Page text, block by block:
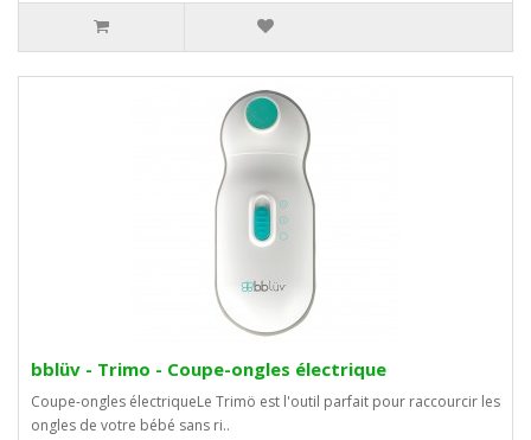
bblüv - Trimo - Coupe-ongles électrique
Coupe-ongles électriqueLe Trimö est l'outil parfait pour raccourcir les
ongles de votre bébé sans ri..